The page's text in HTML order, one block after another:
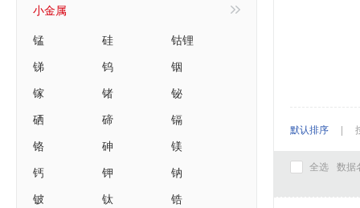
小金属
锰
硅
钴锂
锑
钨
铟
镓
锗
铋
硒
碲
镉
铬
砷
镁
钙
钾
钠
铍
钛
锆
默认排序 |
全选 数据